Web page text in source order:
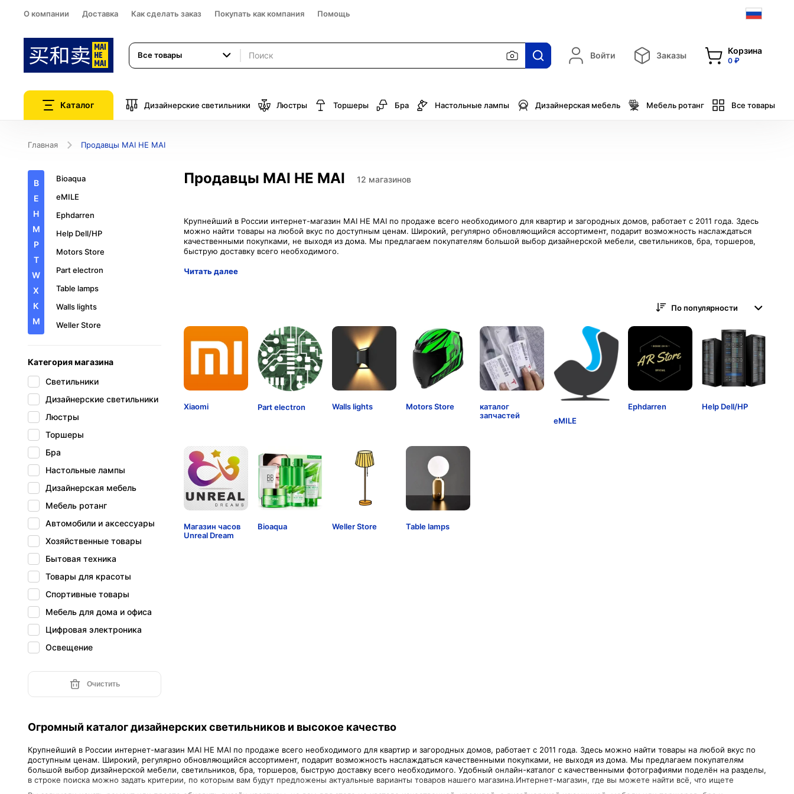
О компании Доставка Как сделать заказ Покупать как компания Помощь
Все товары Войти Заказы Корзина
0 ₽
Каталог Дизайнерские светильники Люстры Торшеры Бра Настольные лампы Дизайнерская мебель Мебель ротанг Все товары
Главная Продавцы MAI HE MAI
B
E
H
M
P
T
W
X
К
М
Bioaqua
eMILE
Ephdarren
Help Dell/HP
Motors Store
Part electron
Table lamps
Walls lights
Weller Store
каталог запчастей
Магазин часов Unreal
Категория магазина
Светильники
Дизайнерские светильники
Люстры
Торшеры
Бра
Настольные лампы
Дизайнерская мебель
Мебель ротанг
Автомобили и аксессуары
Хозяйственные товары
Бытовая техника
Товары для красоты
Спортивные товары
Мебель для дома и офиса
Цифровая электроника
Освещение
Очистить
Продавцы MAI HE MAI 12 магазинов
Крупнейший в России интернет-магазин MAI HE MAI по продаже всего необходимого для квартир и загородных домов, работает с 2011 года. Здесь
можно найти товары на любой вкус по доступным ценам. Широкий, регулярно обновляющийся ассортимент, подарит возможность наслаждаться
качественными покупками, не выходя из дома. Мы предлагаем покупателям большой выбор дизайнерской мебели, светильников, бра, торшеров,
Читать далее
По популярности
Xiaomi Part electron Walls lights Motors Store
каталог
запчастей
eMILE
Ephdarren Help Dell/HP
Магазин часов
Unreal Dream
Bioaqua Weller Store Table lamps
Огромный каталог дизайнерских светильников и высокое качество
Крупнейший в России интернет-магазин MAI HE MAI по продаже всего необходимого для квартир и загородных домов, работает с 2011 года. Здесь можно найти товары на любой вкус по
доступным ценам. Широкий, регулярно обновляющийся ассортимент, подарит возможность наслаждаться качественными покупками, не выходя из дома. Мы предлагаем покупателям
большой выбор дизайнерской мебели, светильников, бра, торшеров, быструю доставку всего необходимого. Удобный онлайн-каталог с качественными фотографиями поделён на разделы,
в строке поиска можно задать критерии, по которым вам будут предложены актуальные варианты товаров нашего магазина.Интернет-магазин, где вы можете найти всё, что ищете